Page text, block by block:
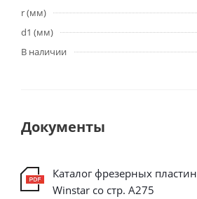
r (мм)
d1 (мм)
В наличии
Документы
Каталог фрезерных пластин
Winstar со стр. А275